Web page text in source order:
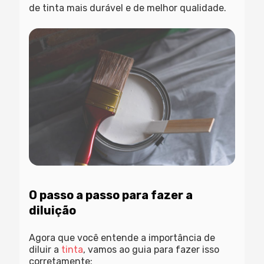
de tinta mais durável e de melhor qualidade.
O passo a passo para fazer a
diluição
Agora que você entende a importância de
diluir a tinta, vamos ao guia para fazer isso
corretamente: